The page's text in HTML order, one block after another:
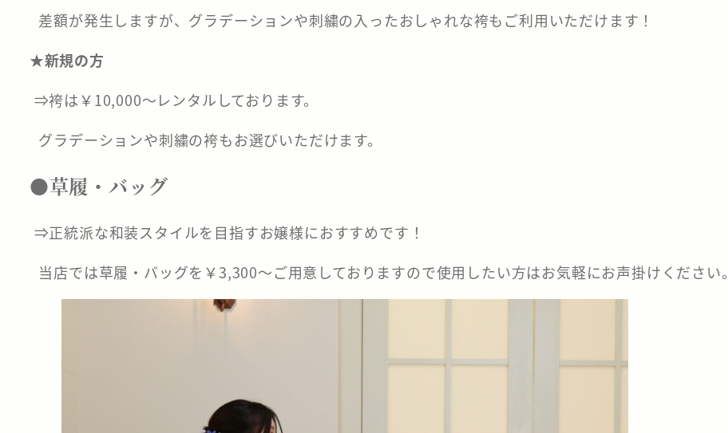
差額が発生しますが、グラデーションや刺繍の入ったおしゃれな袴もご利用いただけます！
★新規の方
⇒袴は￥10,000～レンタルしております。
グラデーションや刺繍の袴もお選びいただけます。
●草履・バッグ
⇒正統派な和装スタイルを目指すお嬢様におすすめです！
当店では草履・バッグを￥3,300～ご用意しておりますので使用したい方はお気軽にお声掛けください。